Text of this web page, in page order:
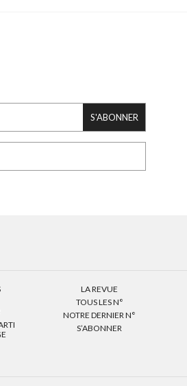
S'ABONNER
LA REVUE
TOUS LES N°
NOTRE DERNIER N°
S’ABONNER